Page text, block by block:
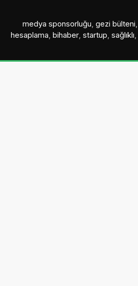
medya sponsorluğu, gezi bülteni,
hesaplama, bihaber, startup, sağlıklı,